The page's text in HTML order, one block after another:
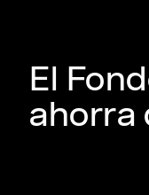
El
ahorra